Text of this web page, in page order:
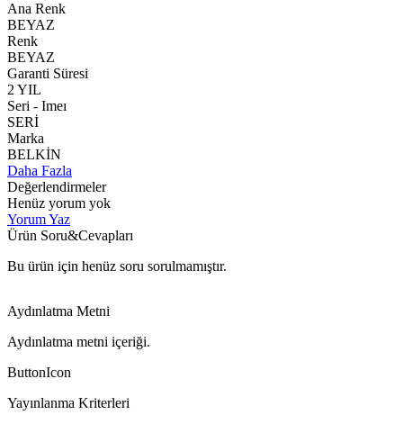
Ana Renk
BEYAZ
Renk
BEYAZ
Garanti Süresi
2 YIL
Seri - Imeı
SERİ
Marka
BELKİN
Daha Fazla
Değerlendirmeler
Henüz yorum yok
Yorum Yaz
Ürün Soru&Cevapları
Bu ürün için henüz soru sorulmamıştır.
Aydınlatma Metni
Aydınlatma metni içeriği.
ButtonIcon
Yayınlanma Kriterleri